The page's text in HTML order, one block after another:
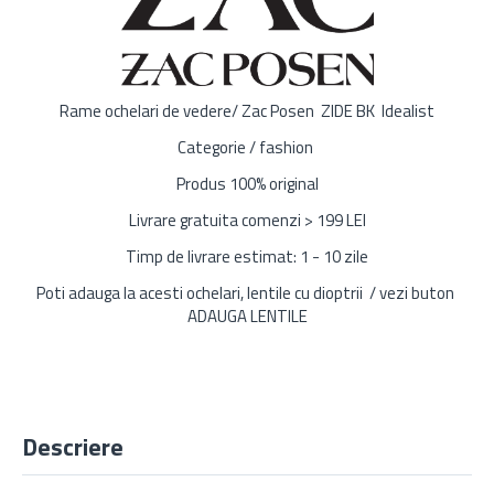
Rame ochelari de vedere/ Zac Posen ZIDE BK Idealist
Categorie / fashion
Produs 100% original
Livrare gratuita comenzi > 199 LEI
Timp de livrare estimat: 1 - 10 zile
Poti adauga la acesti ochelari, lentile cu dioptrii / vezi buton
ADAUGA LENTILE
Descriere